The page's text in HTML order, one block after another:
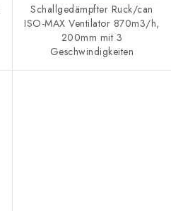
Schallgedämpfter Ruck/can
ISO-MAX Ventilator 870m3/h,
200mm mit 3
Geschwindigkeiten